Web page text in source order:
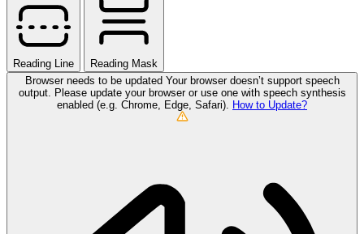
Reading Line
Reading Mask
Browser needs to be updated Your browser doesn’t support speech
output. Please update your browser or use one with speech synthesis
enabled (e.g. Chrome, Edge, Safari). How to Update?